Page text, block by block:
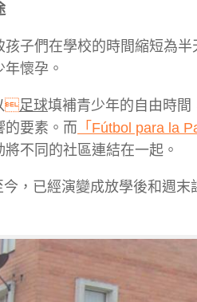
子們在學校的時間縮短為
懷孕。
足球填補青少年的自由時
的要素。而 「Fútbol para la
不同的社區連結在一起。
，已經演變成放學後和週